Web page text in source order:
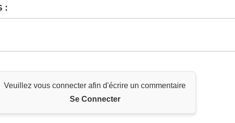
:
Veuillez vous connecter afin d'écrire un commentaire
Se Connecter